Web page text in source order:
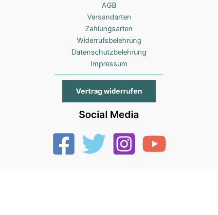
AGB
Versandarten
Zahlungsarten
Widerrufsbelehrung
Datenschutzbelehrung
Impressum
Vertrag widerrufen
Social Media